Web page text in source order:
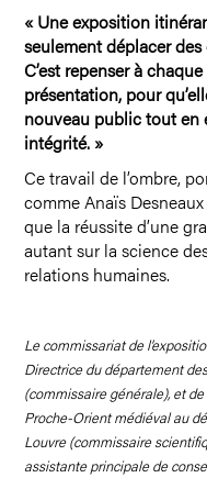
« Une exposition
seulement déplacer
C’est repenser à
présentation, pour
nouveau public tout en
intégrité. »
Ce travail de l’ombre,
comme Anaïs
que la réussite d’une
autant sur la science
relations humaines.
Le commissariat de
Directrice du département
(commissaire générale), et
Proche-Orient médiéval au
Louvre (commissaire
assistante principale de